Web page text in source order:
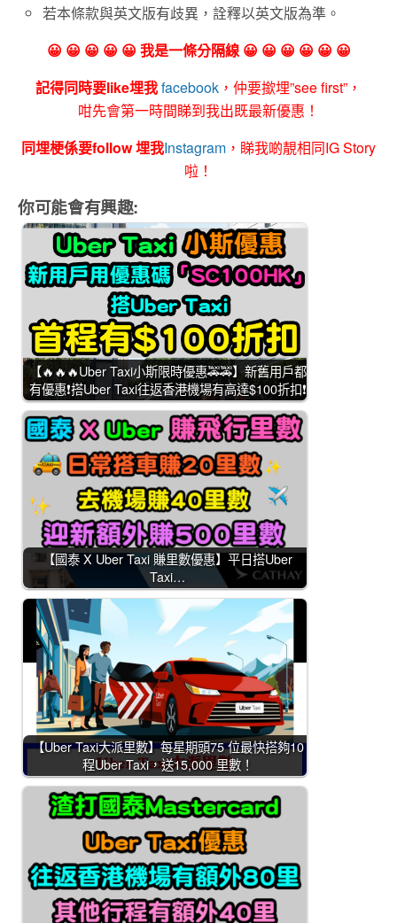
若本條款與英文版有歧異，詮釋以英文版為準。
😀 😀 😀 😀 😀 我是一條分隔線 😀 😀 😀 😀 😀 😀
記得同時要like埋我facebook ，仲要撳埋”see first”，
咁先會第一時間睇到我出既最新優惠！
同埋梗係要follow 埋我Instagram ，睇我啲靚相同IG Story
啦！
你可能會有興趣:
【🔥🔥🔥Uber Taxi小斯限時優惠🚕🚕】新舊用戶都
有優惠❗搭Uber Taxi往返香港機場有高達$100折扣❗
【國泰 X Uber Taxi 賺里數優惠】平日搭Uber
Taxi…
【Uber Taxi大派里數】每星期頭75 位最快搭夠10
程Uber Taxi，送15,000 里數！